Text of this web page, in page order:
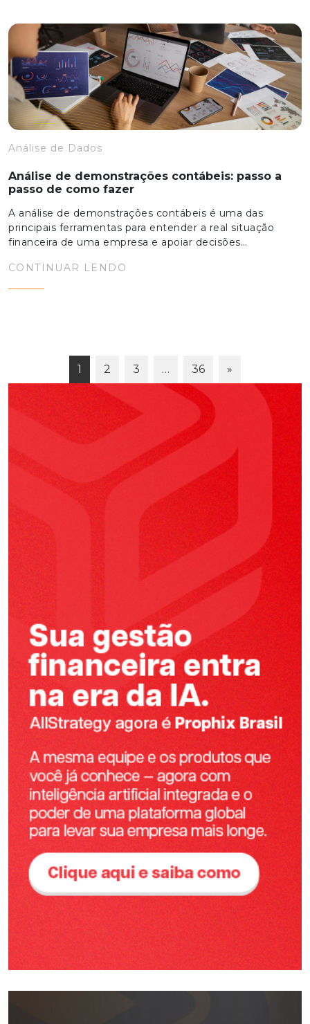
Análise de Dados
Análise de demonstrações contábeis: passo a
passo de como fazer
A análise de demonstrações contábeis é uma das
principais ferramentas para entender a real situação
financeira de uma empresa e apoiar decisões…
CONTINUAR LENDO
1 2 3 … 36 »